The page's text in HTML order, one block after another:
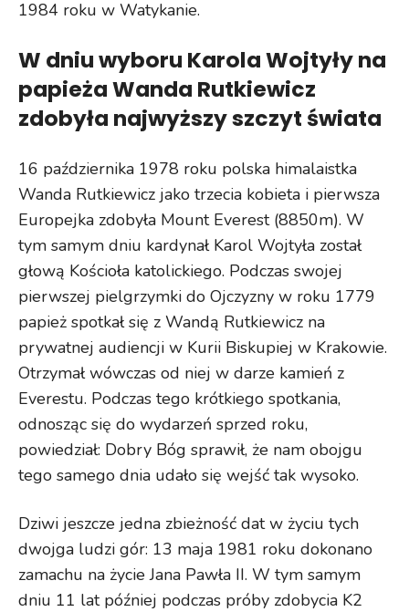
1984 roku w Watykanie.
W dniu wyboru Karola Wojtyły na
papieża Wanda Rutkiewicz
zdobyła najwyższy szczyt świata
16 października 1978 roku polska himalaistka
Wanda Rutkiewicz jako trzecia kobieta i pierwsza
Europejka zdobyła Mount Everest (8850m). W
tym samym dniu kardynał Karol Wojtyła został
głową Kościoła katolickiego. Podczas swojej
pierwszej pielgrzymki do Ojczyzny w roku 1779
papież spotkał się z Wandą Rutkiewicz na
prywatnej audiencji w Kurii Biskupiej w Krakowie.
Otrzymał wówczas od niej w darze kamień z
Everestu. Podczas tego krótkiego spotkania,
odnosząc się do wydarzeń sprzed roku,
powiedział: Dobry Bóg sprawił, że nam obojgu
tego samego dnia udało się wejść tak wysoko.
Dziwi jeszcze jedna zbieżność dat w życiu tych
dwojga ludzi gór: 13 maja 1981 roku dokonano
zamachu na życie Jana Pawła II. W tym samym
dniu 11 lat później podczas próby zdobycia K2